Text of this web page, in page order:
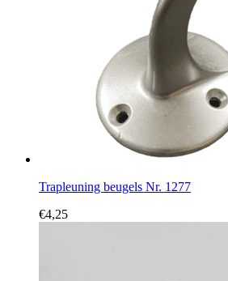
Trapleuning beugels Nr. 1277
€4,25